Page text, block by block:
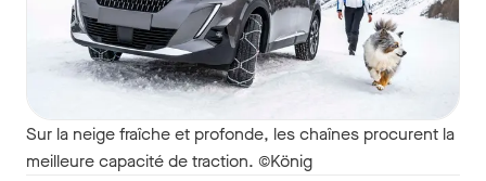
Sur la neige fraîche et profonde, les chaînes procurent la
meilleure capacité de traction. ©König